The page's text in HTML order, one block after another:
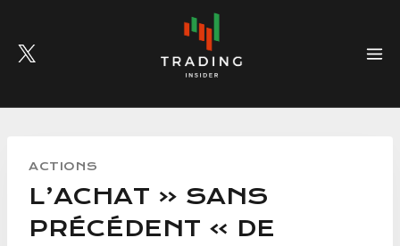
content
ACTIONS
L’ACHAT « SANS
PRÉCÉDENT » DE